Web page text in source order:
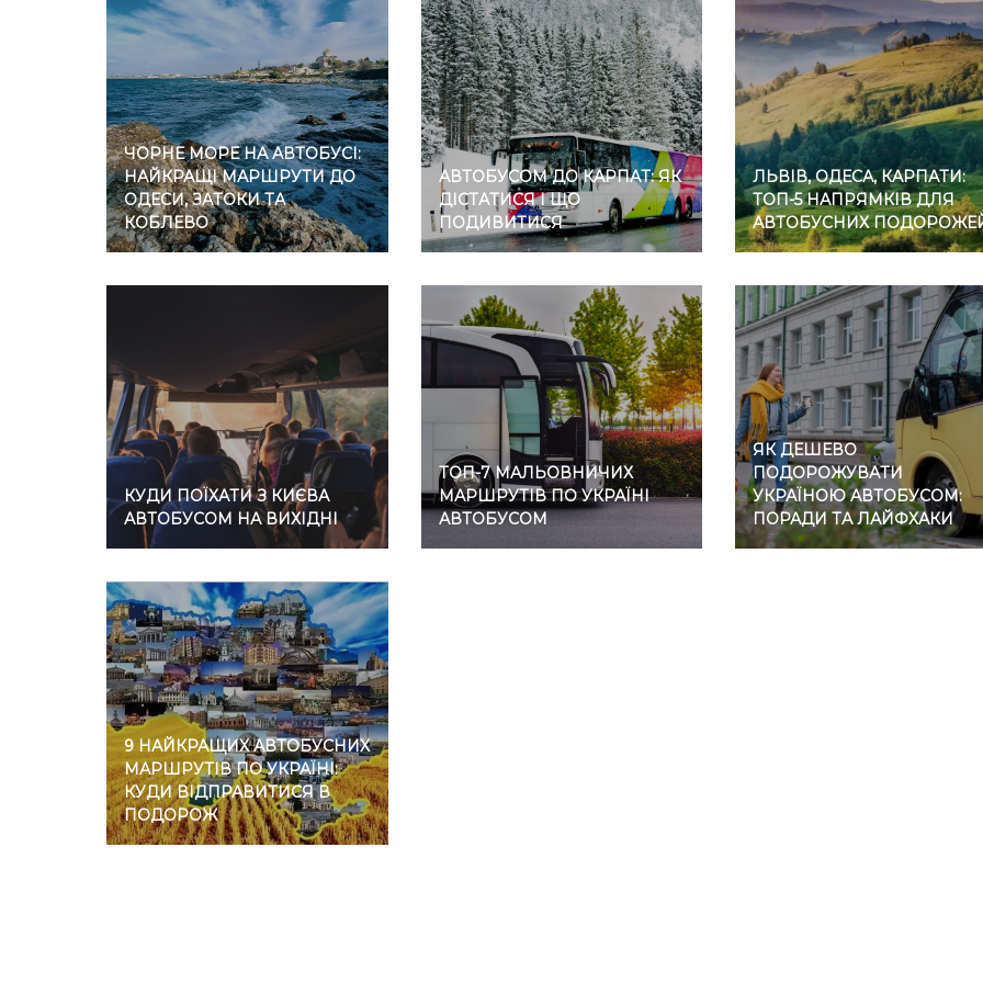
ЧОРНЕ МОРЕ НА АВТОБУСІ:
НАЙКРАЩІ МАРШРУТИ ДО
ОДЕСИ, ЗАТОКИ ТА
КОБЛЕВО
АВТОБУСОМ ДО КАРПАТ: ЯК
ДІСТАТИСЯ І ЩО
ПОДИВИТИСЯ
ЛЬВІВ, ОДЕСА, КАРПАТИ:
ТОП-5 НАПРЯМКІВ ДЛЯ
АВТОБУСНИХ
КУДИ ПОЇХАТИ З КИЄВА
АВТОБУСОМ НА ВИХІДНІ
ТОП-7 МАЛЬОВНИЧИХ
МАРШРУТІВ ПО УКРАЇНІ
АВТОБУСОМ
ЯК ДЕШЕВО
ПОДОРОЖУВАТИ
УКРАЇНОЮ АВТОБУСОМ:
ПОРАДИ ТА ЛАЙФХАКИ
9 НАЙКРАЩИХ АВТОБУСНИХ
МАРШРУТІВ ПО УКРАЇНІ:
КУДИ ВІДПРАВИТИСЯ В
ПОДОРОЖ